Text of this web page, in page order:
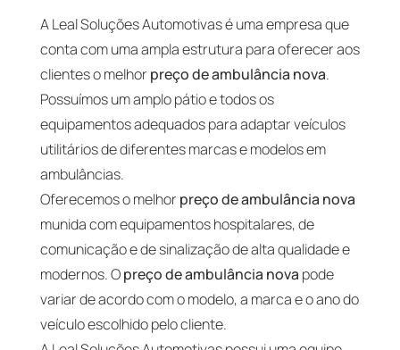
A Leal Soluções Automotivas é uma empresa que
conta com uma ampla estrutura para oferecer aos
clientes o melhor preço de ambulância nova.
Possuímos um amplo pátio e todos os
equipamentos adequados para adaptar veículos
utilitários de diferentes marcas e modelos em
ambulâncias.
Oferecemos o melhor preço de ambulância nova
munida com equipamentos hospitalares, de
comunicação e de sinalização de alta qualidade e
modernos. Opreço de ambulância nova pode
variar de acordo com o modelo, a marca e o ano do
veículo escolhido pelo cliente.